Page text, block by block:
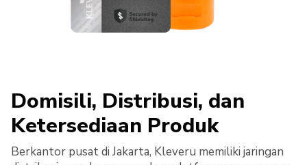
Domisili, Distribusi, dan
Ketersediaan Produk
Berkantor pusat di Jakarta, Kleveru memiliki jaringan